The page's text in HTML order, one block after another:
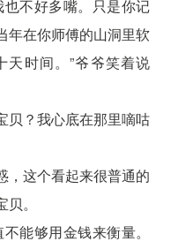
不好多嘴。只是你记
年在你师傅的山洞里软
天时间。”爷爷笑着说
贝？我心底在那里嘀咕
，这个看起来很普通的
。
能够用金钱来衡量。